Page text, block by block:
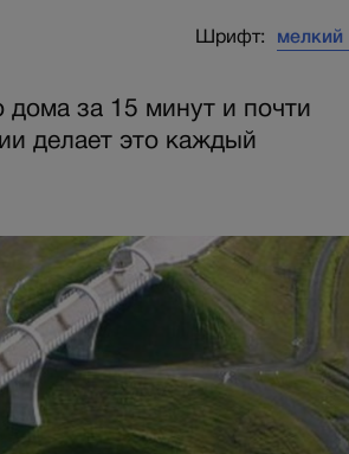
Шрифт:
дома за 15 минут и почти
делает это каждый